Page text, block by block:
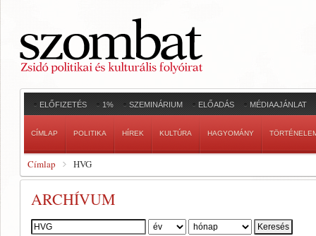
ELŐFIZETÉS 1% SZEMINÁRIUM ELŐADÁS MÉDIAAJÁNLAT
CÍMLAP POLITIKA HÍREK KULTÚRA HAGYOMÁNY
Címlap HVG
ARCHÍVUM
Szerző: